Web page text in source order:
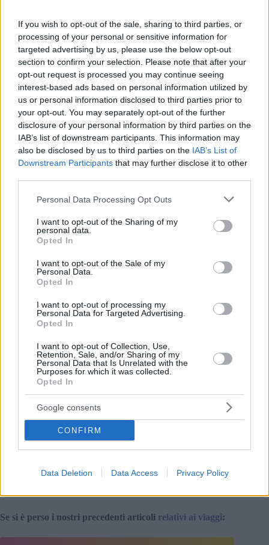
If you wish to opt-out of the sale, sharing to third parties, or
processing of your personal or sensitive information for
targeted advertising by us, please use the below opt-out
section to confirm your selection. Please note that after your
opt-out request is processed you may continue seeing
interest-based ads based on personal information utilized by
us or personal information disclosed to third parties prior to
your opt-out. You may separately opt-out of the further
disclosure of your personal information by third parties on the
IAB’s list of downstream participants. This information may
also be disclosed by us to third parties on the IAB’s List of
Downstream Participants that may further disclose it to other
Please note that this website/app uses one or more Google
not limited to your visit or usage behaviour. You may click to
grant or deny consent to Google and its third-party tags to
use your data for below specified purposes in below Google
consent section.
Personal Data Processing Opt Outs
I want to opt-out of the Sharing of my
personal data.
Opted In
I want to opt-out of the Sale of my
Personal Data.
Opted In
I want to opt-out of processing my
Personal Data for Targeted Advertising.
Opted In
I want to opt-out of Collection, Use,
Retention, Sale, and/or Sharing of my
Personal Data that Is Unrelated with the
Purposes for which it was collected.
Opted In
Google consents
CONFIRM
Data Deletion Data Access Privacy Policy
Budapest, grazie alle solide infrastrutture, alle diverse opzioni
di approvvigionamento e alla produzione nazionale che copre
circa il 70% del fabbisogno. MOL, il raffinatore ungherese,
non esporta alcun carburante. Il resto arriva attraverso le
importazioni, come avviene per molti Paesi dell’UE.
Il tallone d’Achille è lo stoccaggio: i serbatoi ne contengono
appena 4-5 giorni. L’Ungheria mantiene anche una riserva
strategica di 13.000 tonnellate, sufficiente per una settimana.
Ci sarà abbastanza cherosene a Budapest? Foto: Daily News
I problemi si profilano solo se le importazioni si
interrompono, esaurendo rapidamente le riserve. L’espansione
dello stoccaggio è solo in fase di pianificazione; Telex non
offre dettagli sull’aumento della produzione.
I voli potrebbero ancora operare con poco carburante, anche
se con una frequenza ridotta. Le compagnie aeree possono
cambiare rotta per evitare di fare rifornimento negli aeroporti
colpiti dalla carenza.
solo per i costi del carburante, senza considerare la scarsità.
Telex nota che le tariffe sono già raddoppiate in diversi
mercati.
Se si è perso i nostri precedenti articoli relativi ai viaggi: